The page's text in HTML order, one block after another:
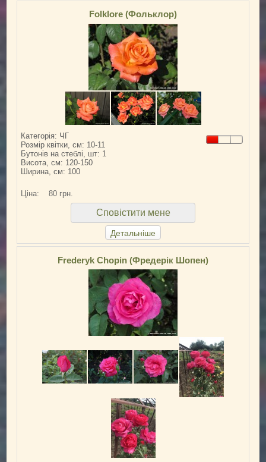
Folklore (Фольклор)
Категорія: ЧГ
Розмір квітки, см: 10-11
Бутонів на стеблі, шт: 1
Висота, см: 120-150
Ширина, см: 100
Ціна: 80 грн.
Сповістити мене
Детальніше
Frederyk Chopin (Фредерік Шопен)